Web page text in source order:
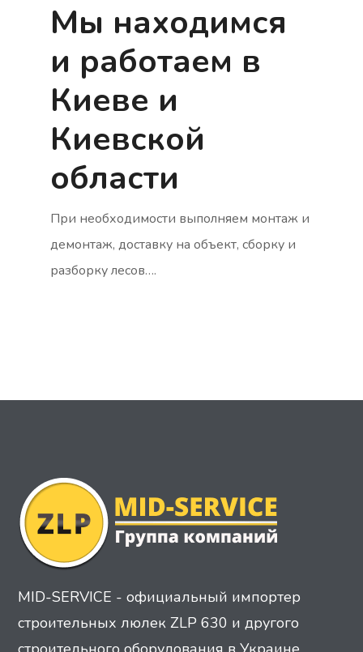
Мы находимся
и работаем в
Киеве и
Киевской
области
При необходимости выполняем монтаж и
демонтаж, доставку на объект, сборку и
разборку лесов….
MID-SERVICE - официальный импортер
строительных люлек ZLP 630 и другого